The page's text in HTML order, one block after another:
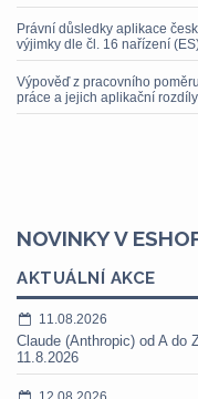
Právní důsledky aplikace
výjimky dle čl. 16 nařízení
Výpověď z pracovního
práce a jejich aplikační rozdíly
NOVINKY V
AKTUÁLNÍ AKCE
11.08.2026
Claude (Anthropic) od A
11.8.2026